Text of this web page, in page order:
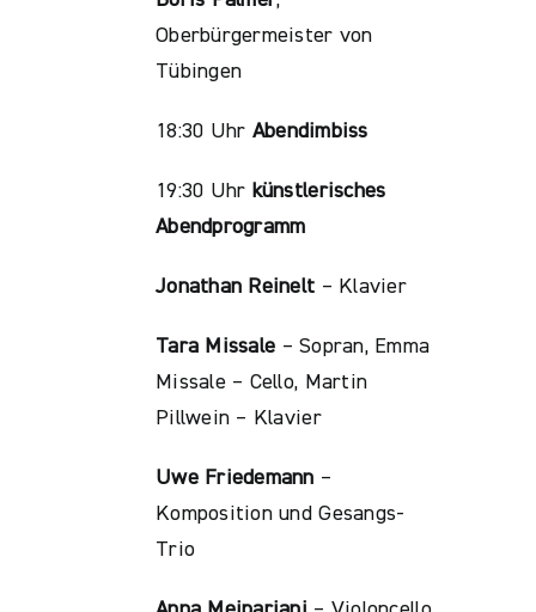
Oberbürgermeister von
Tübingen
18:30 Uhr Abendimbiss
19:30 Uhr künstlerisches
Abendprogramm
Jonathan Reinelt – Klavier
Tara Missale – Sopran, Emma
Missale – Cello, Martin
Pillwein – Klavier
Uwe Friedemann –
Komposition und Gesangs-
Trio